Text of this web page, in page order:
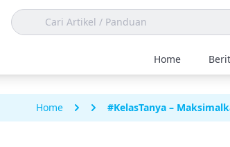
Home
Home #KelasTanya –